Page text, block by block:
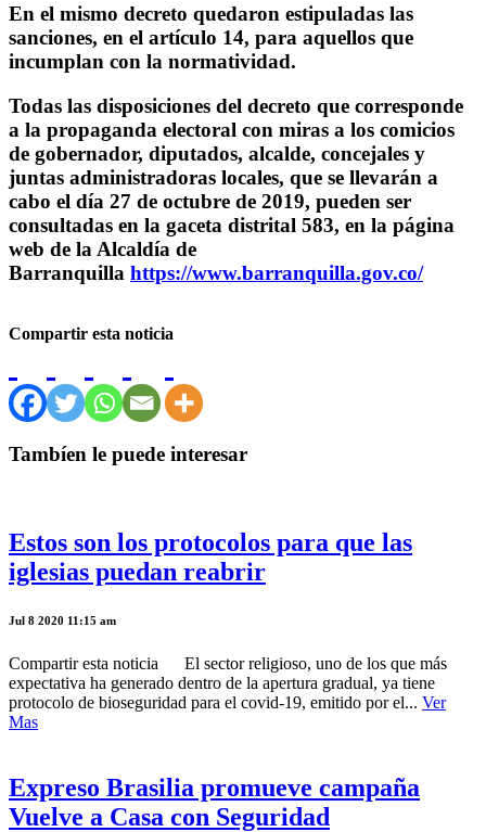
En el mismo decreto quedaron estipuladas las
sanciones, en el artículo 14, para aquellos que
incumplan con la normatividad.
Todas las disposiciones del decreto que corresponde
a la propaganda electoral con miras a los comicios
de gobernador, diputados, alcalde, concejales y
juntas administradoras locales, que se llevarán a
cabo el día 27 de octubre de 2019, pueden ser
consultadas en la gaceta distrital 583, en la página
web de la Alcaldía de
Barranquilla https://www.barranquilla.gov.co/
Compartir esta noticia
Tambíen le puede interesar
Estos son los protocolos para que las
iglesias puedan reabrir
Jul 8 2020 11:15 am
Compartir esta noticia El sector religioso, uno de los que más
expectativa ha generado dentro de la apertura gradual, ya tiene
protocolo de bioseguridad para el covid-19, emitido por el... Ver
Mas
Expreso Brasilia promueve campaña
Vuelve a Casa con Seguridad